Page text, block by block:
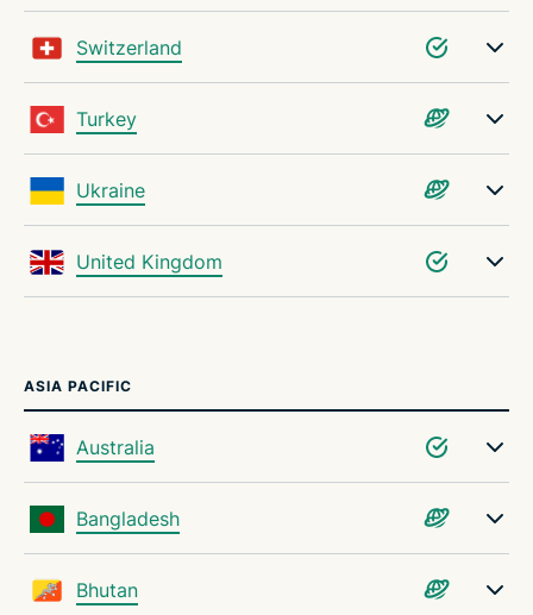
Switzerland
Turkey
Ukraine
United Kingdom
ASIA PACIFIC
Australia
Bangladesh
Bhutan